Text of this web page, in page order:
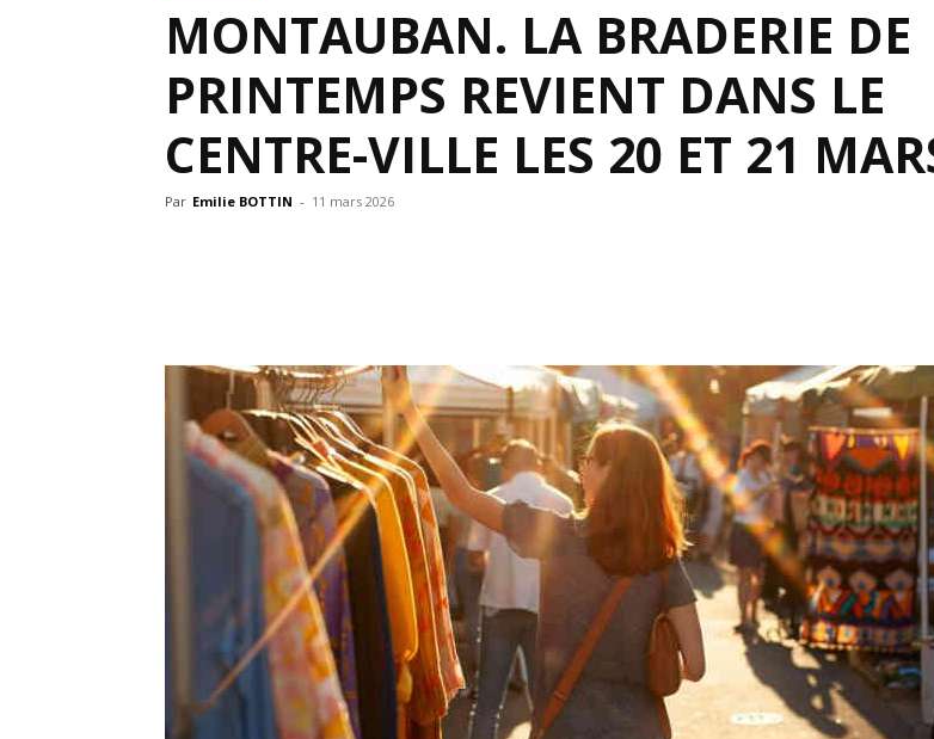
MONTAUBAN. LA BRADERIE DE
PRINTEMPS REVIENT DANS LE
CENTRE-VILLE LES 20 ET 21
Par Emilie BOTTIN - 11 mars 2026